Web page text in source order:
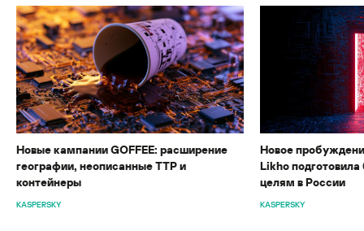
Новые кампании GOFFEE: расширение
географии, неописанные TTP и
контейнеры
KASPERSKY
Новое
Likho
целям в России
KASPERSKY